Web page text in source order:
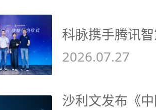
科脉携手腾讯
2026.07.27
沙利文发布《